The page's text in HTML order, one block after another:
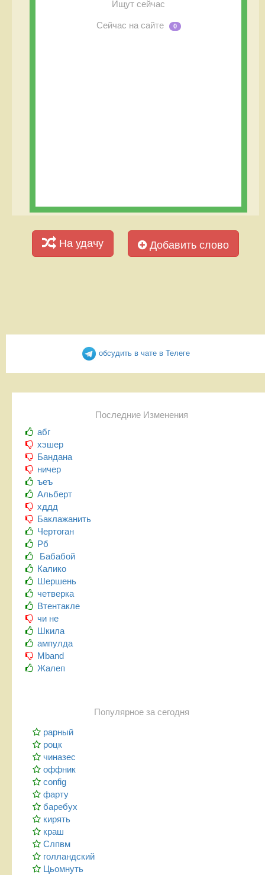
Ищут сейчас
Сейчас на сайте 0
На удачу Добавить слово
обсудить в чате в Телеге
Последние Изменения
абг
хэшер
Бандана
ничер
ъеъ
Альберт
хддд
Баклажанить
Чертоган
Рб
Бабабой
Калико
Шершень
четверка
Втентакле
чи не
Шкила
ампулда
Mband
Жалеп
Популярное за сегодня
рарный
роцк
чиназес
оффник
config
фарту
баребух
кирять
краш
Слпвм
голландский
Цьомнуть